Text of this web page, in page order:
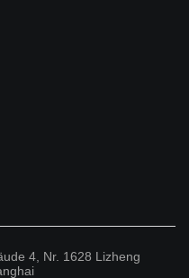
4, Nr. 1628 Lizheng